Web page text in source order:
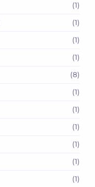
(1)
(1)
(1)
(1)
(8)
(1)
(1)
(1)
(1)
(1)
(1)